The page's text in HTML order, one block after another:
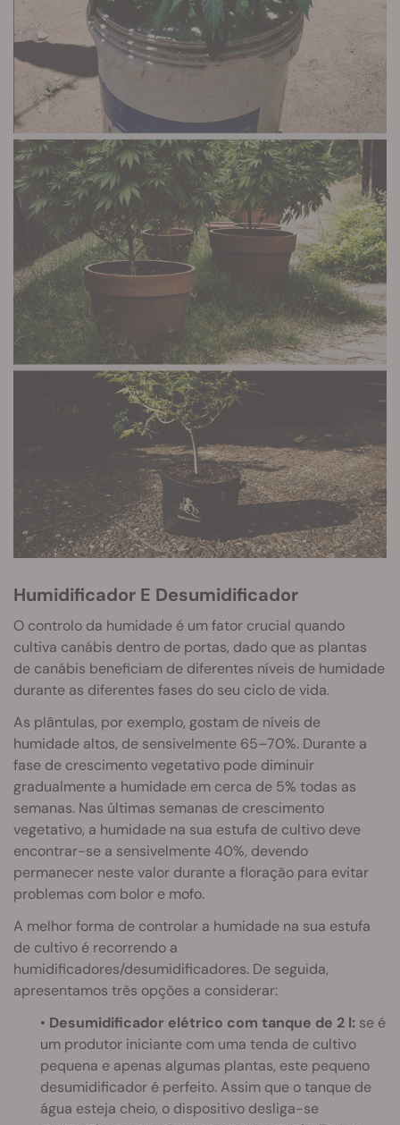
Humidificador E Desumidificador
O controlo da humidade é um fator crucial quando
cultiva canábis dentro de portas, dado que as plantas
de canábis beneficiam de diferentes níveis de humidade
durante as diferentes fases do seu ciclo de vida.
As plântulas, por exemplo, gostam de níveis de
humidade altos, de sensivelmente 65–70%. Durante a
fase de crescimento vegetativo pode diminuir
gradualmente a humidade em cerca de 5% todas as
semanas. Nas últimas semanas de crescimento
vegetativo, a humidade na sua estufa de cultivo deve
encontrar-se a sensivelmente 40%, devendo
permanecer neste valor durante a floração para evitar
problemas com bolor e mofo.
A melhor forma de controlar a humidade na sua estufa
de cultivo é recorrendo a
humidificadores/desumidificadores. De seguida,
apresentamos três opções a considerar:
• Desumidificador elétrico com tanque de 2 l: se é
um produtor iniciante com uma tenda de cultivo
pequena e apenas algumas plantas, este pequeno
desumidificador é perfeito. Assim que o tanque de
água esteja cheio, o dispositivo desliga-se